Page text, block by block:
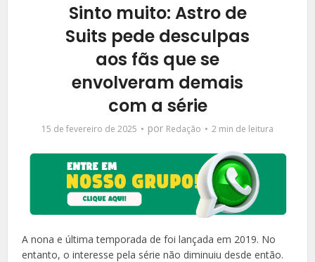
Sinto muito: Astro de
Suits pede desculpas
aos fãs que se
envolveram demais
com a série
15 de fevereiro de 2025 por Redação 2 min de leitura
A nona e última temporada de foi lançada em 2019. No
entanto, o interesse pela série não diminuiu desde então.